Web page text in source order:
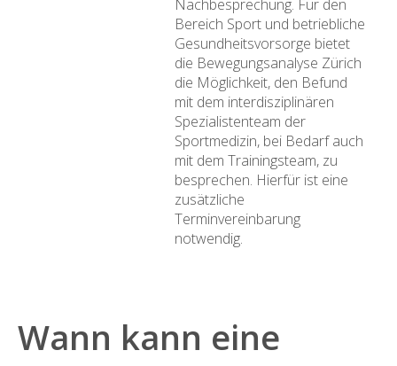
Nachbesprechung. Für den
Bereich Sport und betriebliche
Gesundheitsvorsorge bietet
die Bewegungsanalyse Zürich
die Möglichkeit, den Befund
mit dem interdisziplinären
Spezialistenteam der
Sportmedizin, bei Bedarf auch
mit dem Trainingsteam, zu
besprechen. Hierfür ist eine
zusätzliche
Terminvereinbarung
notwendig.
Wann kann eine